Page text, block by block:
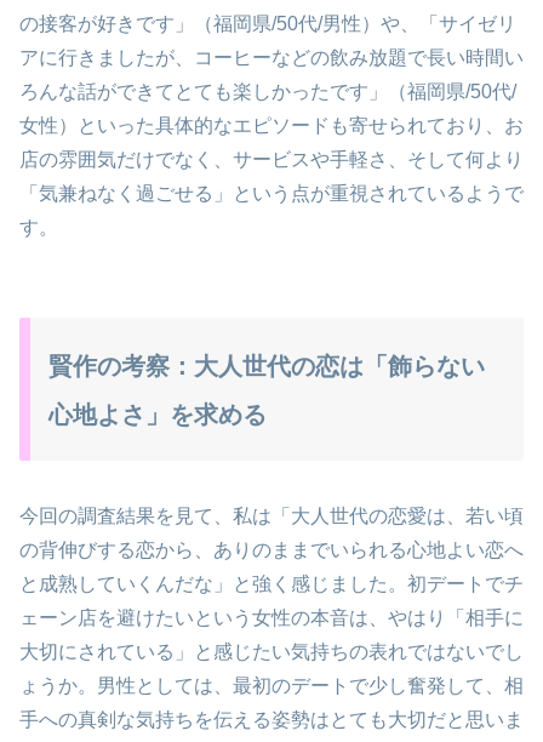
の接客が好きです」（福岡県/50代/男性）や、「サイゼリ
アに行きましたが、コーヒーなどの飲み放題で長い時間い
ろんな話ができてとても楽しかったです」（福岡県/50代/
女性）といった具体的なエピソードも寄せられており、お
店の雰囲気だけでなく、サービスや手軽さ、そして何より
「気兼ねなく過ごせる」という点が重視されているようで
す。
賢作の考察：大人世代の恋は「飾らない
心地よさ」を求める
今回の調査結果を見て、私は「大人世代の恋愛は、若い頃
の背伸びする恋から、ありのままでいられる心地よい恋へ
と成熟していくんだな」と強く感じました。初デートでチ
ェーン店を避けたいという女性の本音は、やはり「相手に
大切にされている」と感じたい気持ちの表れではないでし
ょうか。男性としては、最初のデートで少し奮発して、相
手への真剣な気持ちを伝える姿勢はとても大切だと思いま